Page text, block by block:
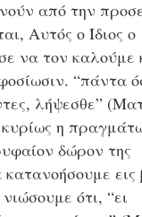
από την
Αυτός ο Ίδιος ο
να τον καλούμε
“πάντα
λήψεσθε”
η
δώρον της
εις
ότι, “ει